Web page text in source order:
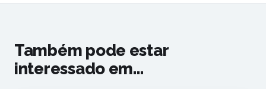
Também pode estar
interessado em...